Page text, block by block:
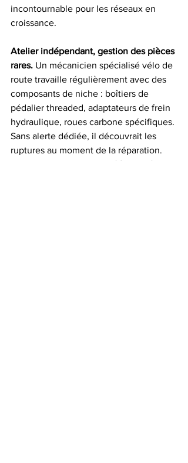
incontournable pour les réseaux en
croissance.
Atelier indépendant, gestion des pièces
rares. Un mécanicien spécialisé vélo de
route travaille régulièrement avec des
composants de niche : boîtiers de
pédalier threaded, adaptateurs de frein
hydraulique, roues carbone spécifiques.
Sans alerte dédiée, il découvrait les
ruptures au moment de la réparation.
Avec un seuil d’alerte fixé à 1 unité, il